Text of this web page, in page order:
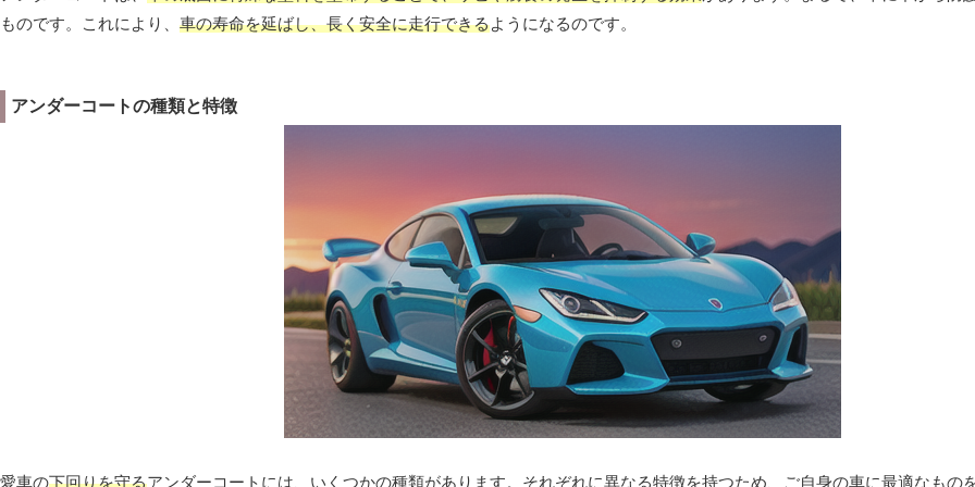
ものです。これにより、 車の寿命を延ばし、長く安全に走行できるようになるのです。
アンダーコートの種類と特徴
愛車の下回りを守るアンダーコートには、いくつかの種類があります。それぞれに異なる特徴を持つため、ご自身の車に最適なもの